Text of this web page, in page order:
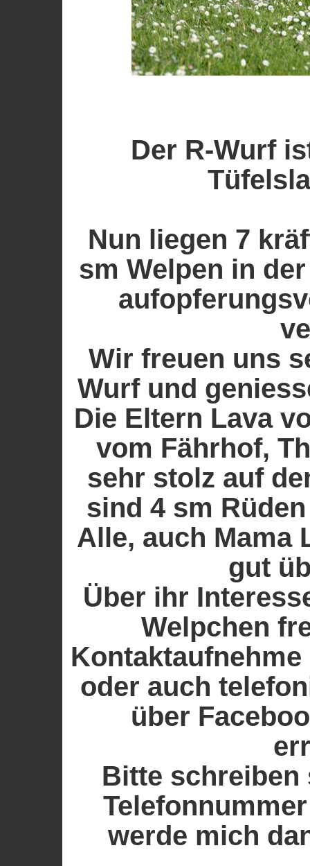
Der R-Wurf
Nun liegen 7
sm Welpen in
Wir freuen uns
Wurf und
Die Eltern Lava
vom Fährhof,
sehr stolz auf
sind 4 sm
Alle, auch Mama
gut
Über ihr
Welpchen
oder auch
über
Bitte schreiben
werde mich